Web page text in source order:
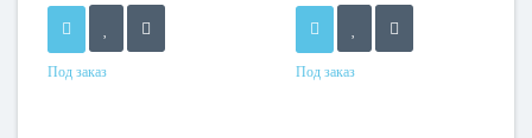
Под заказ Под заказ